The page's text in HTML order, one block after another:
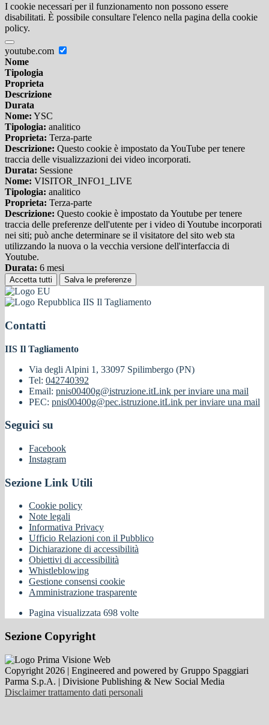
I cookie necessari per il funzionamento non possono essere
disabilitati. È possibile consultare l'elenco nella pagina della cookie
policy.
youtube.com
Nome
Tipologia
Proprieta
Descrizione
Durata
Nome: YSC
Tipologia: analitico
Proprieta: Terza-parte
Descrizione: Questo cookie è impostato da YouTube per tenere
traccia delle visualizzazioni dei video incorporati.
Durata: Sessione
Nome: VISITOR_INFO1_LIVE
Tipologia: analitico
Proprieta: Terza-parte
Descrizione: Questo cookie è impostato da Youtube per tenere
traccia delle preferenze dell'utente per i video di Youtube incorporati
nei siti; può anche determinare se il visitatore del sito web sta
utilizzando la nuova o la vecchia versione dell'interfaccia di
Youtube.
Durata: 6 mesi
Accetta tutti Salva le preferenze
IIS Il Tagliamento
Contatti
IIS Il Tagliamento
Via degli Alpini 1, 33097 Spilimbergo (PN)
Tel: 042740392
Email: pnis00400g@istruzione.itLink per inviare una mail
PEC: pnis00400g@pec.istruzione.itLink per inviare una mail
Seguici su
Facebook
Instagram
Sezione Link Utili
Cookie policy
Note legali
Informativa Privacy
Ufficio Relazioni con il Pubblico
Dichiarazione di accessibilità
Obiettivi di accessibilità
Whistleblowing
Gestione consensi cookie
Amministrazione trasparente
Pagina visualizzata 698 volte
Sezione Copyright
Copyright 2026 | Engineered and powered by Gruppo Spaggiari
Parma S.p.A. | Divisione Publishing & New Social Media
Disclaimer trattamento dati personali